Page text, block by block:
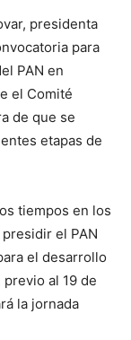
presidenta
para
PAN en
el Comité
de que se
etapas de
tiempos en los
el PAN
el desarrollo
al 19 de
la jornada